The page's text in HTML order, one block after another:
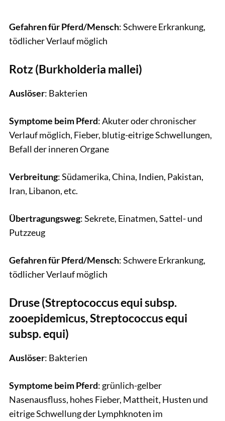
Gefahren für Pferd/Mensch: Schwere Erkrankung,
tödlicher Verlauf möglich
Rotz (Burkholderia mallei)
Auslöser: Bakterien
Symptome beim Pferd: Akuter oder chronischer
Verlauf möglich, Fieber, blutig-eitrige Schwellungen,
Befall der inneren Organe
Verbreitung: Südamerika, China, Indien, Pakistan,
Iran, Libanon, etc.
Übertragungsweg: Sekrete, Einatmen, Sattel- und
Putzzeug
Gefahren für Pferd/Mensch: Schwere Erkrankung,
tödlicher Verlauf möglich
Druse (Streptococcus equi subsp.
zooepidemicus, Streptococcus equi
subsp. equi)
Auslöser: Bakterien
Symptome beim Pferd: grünlich-gelber
Nasenausfluss, hohes Fieber, Mattheit, Husten und
eitrige Schwellung der Lymphknoten im